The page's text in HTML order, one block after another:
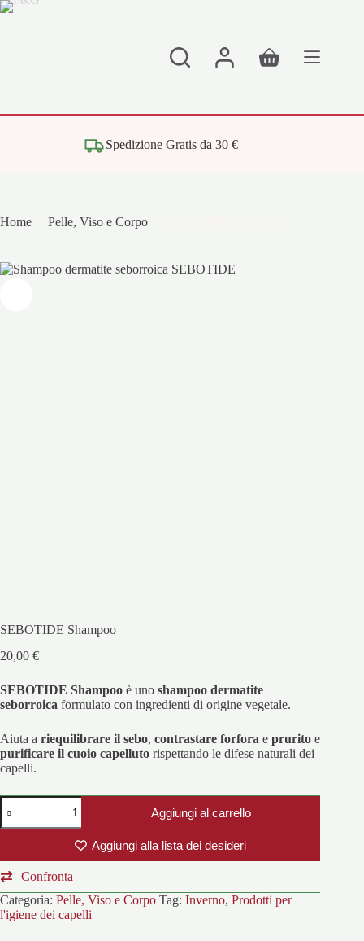
Salta
Carrello
Spedizione Gratis da 30 €
Home Pelle, Viso e Corpo
SEBOTIDE Shampoo
20,00 €
SEBOTIDE Shampoo è uno shampoo dermatite
seborroica formulato con ingredienti di origine vegetale.
Aiuta a riequilibrare il sebo, contrastare forfora e prurito e
purificare il cuoio capelluto rispettando le difese naturali dei
capelli.
SEBOTIDE
Shampoo
quantità
Aggiungi al carrello
Aggiungi alla lista dei desideri
Confronta
Categoria: Pelle, Viso e Corpo Tag: Inverno, Prodotti per
l'igiene dei capelli